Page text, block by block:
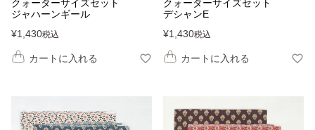
クォーターサイズセット
ジャハーンギール
¥1,430税込
カートに入れる
クォーターサイズセット
デシャンE
¥1,430税込
カートに入れる